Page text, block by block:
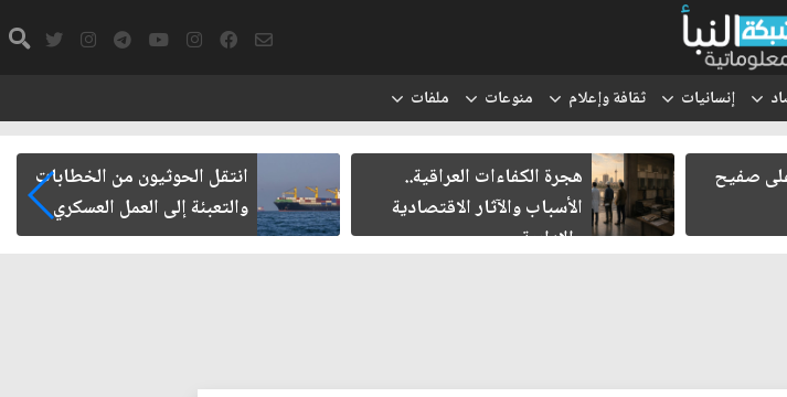
إنسانيات ثقافة وإعلام منوعات ملفات
صفيح
هجرة الكفاءات العراقية..
الأسباب والآثار الاقتصادية
والإدارية
انتقل الحوثيون من الخطابات
والتعبئة إلى العمل العسكري